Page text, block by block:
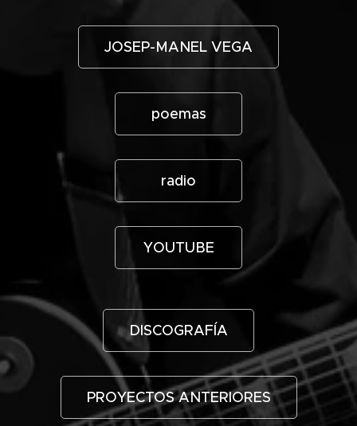
JOSEP-MANEL VEGA
poemas
radio
YOUTUBE
DISCOGRAFÍA
PROYECTOS ANTERIORES